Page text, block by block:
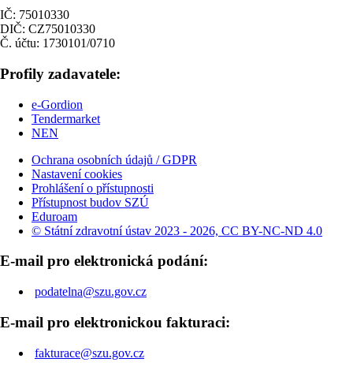
IČ: 75010330
DIČ: CZ75010330
Č. účtu: 1730101/0710
Profily zadavatele:
e-Gordion
Tendermarket
NEN
Ochrana osobních údajů / GDPR
Nastavení cookies
Prohlášení o přístupnosti
Přístupnost budov SZÚ
Eduroam
© Státní zdravotní ústav 2023 - 2026, CC BY-NC-ND 4.0
E-mail pro elektronická podání:
podatelna@szu.gov.cz
E-mail pro elektronickou fakturaci:
fakturace@szu.gov.cz